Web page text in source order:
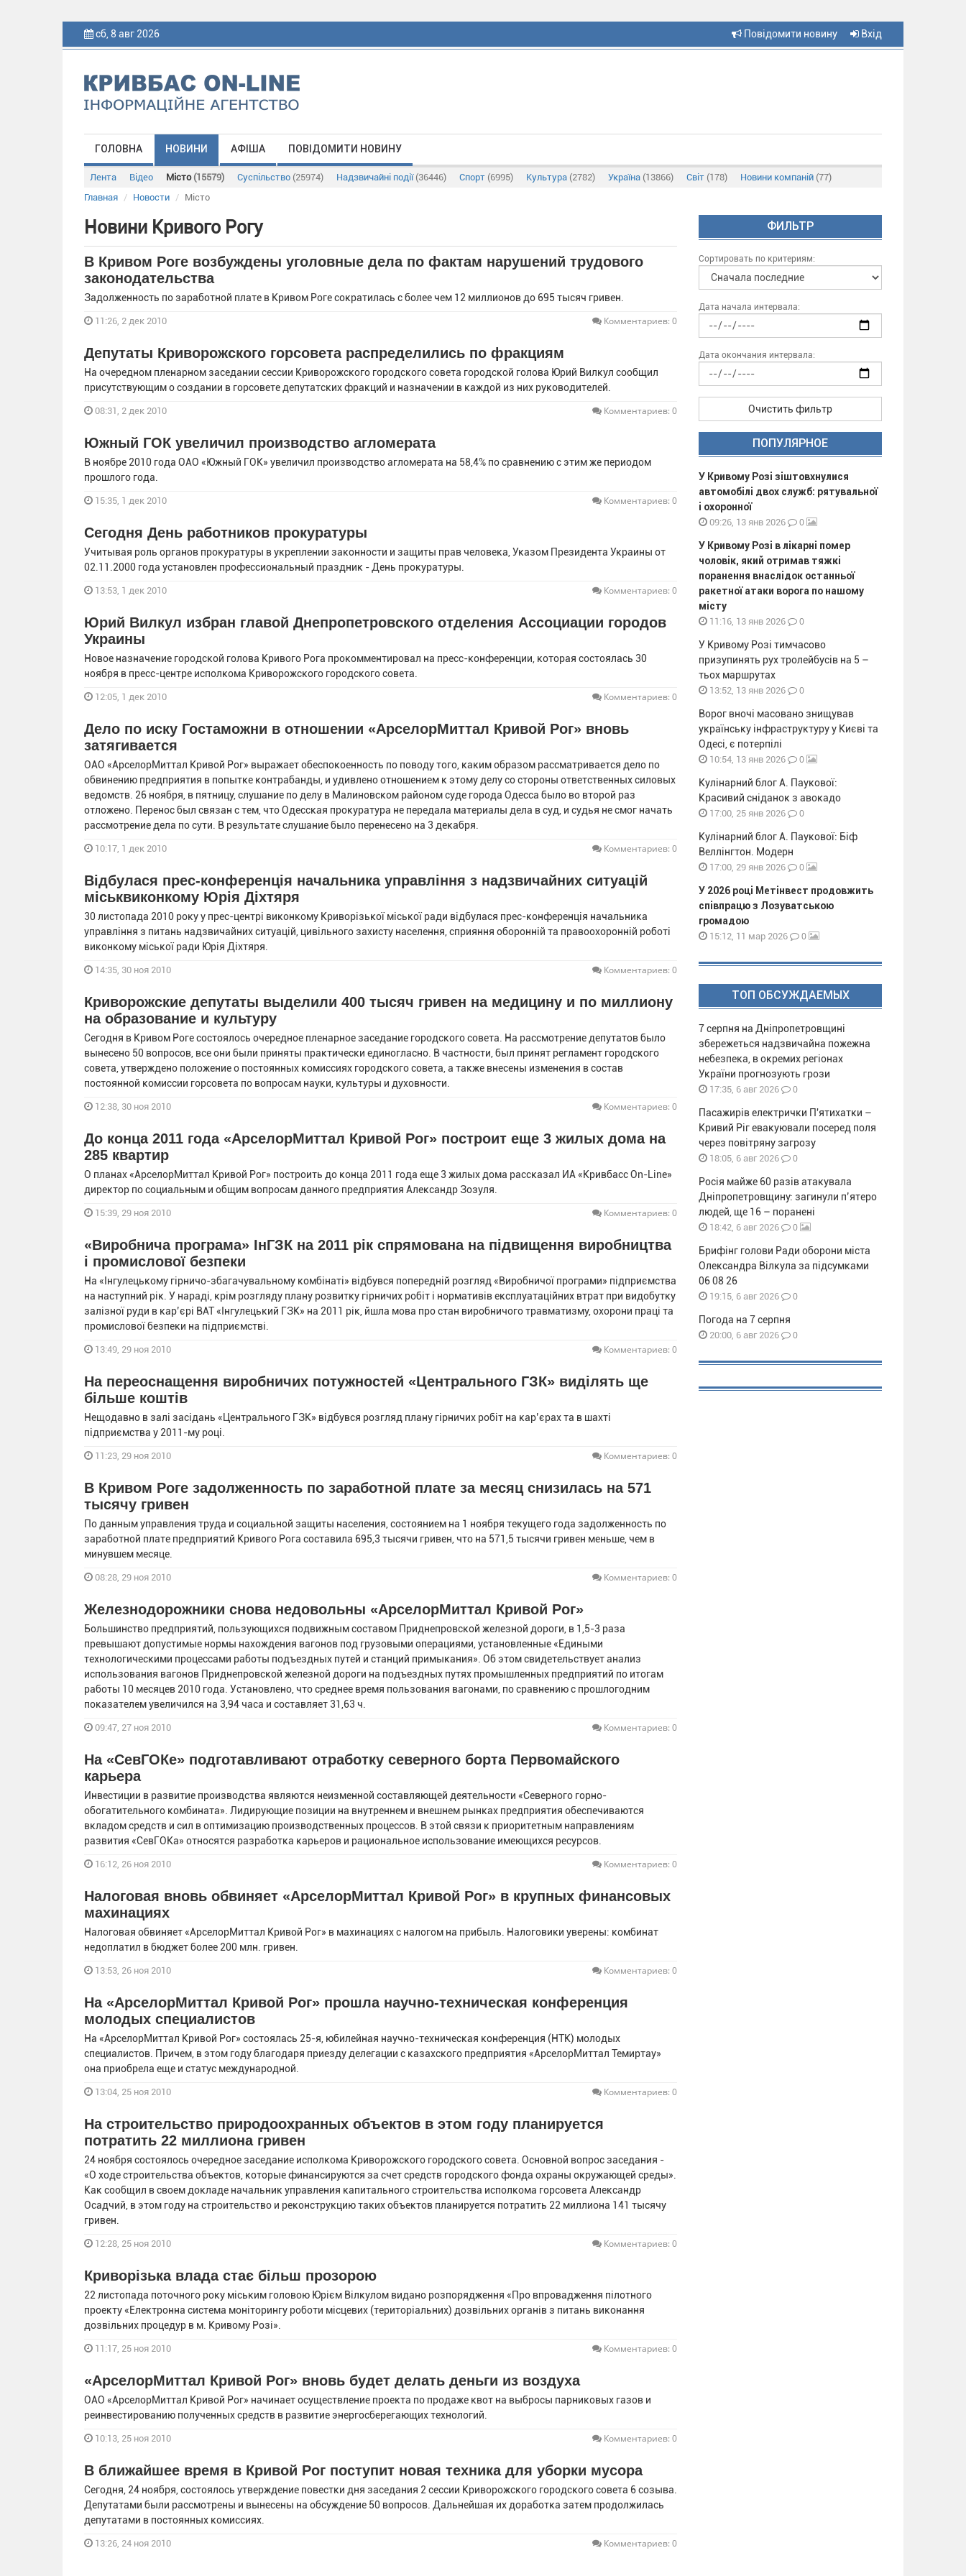
сб, 8 авг 2026 Повідомити новину Вхід
ГОЛОВНА НОВИНИ АФІША ПОВІДОМИТИ НОВИНУ
Лента Відео Місто (15579) Суспільство (25974) Надзвичайні події (36446) Спорт (6995) Культура (2782) Україна (13866) Світ (178) Новини компаній (77)
Главная
Новости Місто
Новини Кривого Рогу
В Кривом Роге возбуждены уголовные дела по фактам нарушений трудового
законодательства
Задолженность по заработной плате в Кривом Роге сократилась с более чем 12 миллионов до 695 тысяч гривен.
11:26, 2 дек 2010 Комментариев: 0
Депутаты Криворожского горсовета распределились по фракциям
На очередном пленарном заседании сессии Криворожского городского совета городской голова Юрий Вилкул сообщил
присутствующим о создании в горсовете депутатских фракций и назначении в каждой из них руководителей.
08:31, 2 дек 2010 Комментариев: 0
Южный ГОК увеличил производство агломерата
В ноябре 2010 года ОАО «Южный ГОК» увеличил производство агломерата на 58,4% по сравнению с этим же периодом
прошлого года.
15:35, 1 дек 2010 Комментариев: 0
Сегодня День работников прокуратуры
Учитывая роль органов прокуратуры в укреплении законности и защиты прав человека, Указом Президента Украины от
02.11.2000 года установлен профессиональный праздник - День прокуратуры.
13:53, 1 дек 2010 Комментариев: 0
Юрий Вилкул избран главой Днепропетровского отделения Ассоциации городов
Украины
Новое назначение городской голова Кривого Рога прокомментировал на пресс-конференции, которая состоялась 30
ноября в пресс-центре исполкома Криворожского городского совета.
12:05, 1 дек 2010 Комментариев: 0
Дело по иску Гостаможни в отношении «АрселорМиттал Кривой Рог» вновь
затягивается
ОАО «АрселорМиттал Кривой Рог» выражает обеспокоенность по поводу того, каким образом рассматривается дело по
обвинению предприятия в попытке контрабанды, и удивлено отношением к этому делу со стороны ответственных силовых
ведомств. 26 ноября, в пятницу, слушание по делу в Малиновском районом суде города Одесса было во второй раз
отложено. Перенос был связан с тем, что Одесская прокуратура не передала материалы дела в суд, и судья не смог начать
рассмотрение дела по сути. В результате слушание было перенесено на 3 декабря.
10:17, 1 дек 2010 Комментариев: 0
Відбулася прес-конференція начальника управління з надзвичайних ситуацій
міськвиконкому Юрія Діхтяря
30 листопада 2010 року у прес-центрі виконкому Криворізької міської ради відбулася прес-конференція начальника
управління з питань надзвичайних ситуацій, цивільного захисту населення, сприяння оборонній та правоохоронній роботі
виконкому міської ради Юрія Діхтяря.
14:35, 30 ноя 2010 Комментариев: 0
Криворожские депутаты выделили 400 тысяч гривен на медицину и по миллиону
на образование и культуру
Сегодня в Кривом Роге состоялось очередное пленарное заседание городского совета. На рассмотрение депутатов было
вынесено 50 вопросов, все они были приняты практически единогласно. В частности, был принят регламент городского
совета, утверждено положение о постоянных комиссиях городского совета, а также внесены изменения в состав
постоянной комиссии горсовета по вопросам науки, культуры и духовности.
12:38, 30 ноя 2010 Комментариев: 0
До конца 2011 года «АрселорМиттал Кривой Рог» построит еще 3 жилых дома на
285 квартир
О планах «АрселорМиттал Кривой Рог» построить до конца 2011 года еще 3 жилых дома рассказал ИА «Кривбасс On-Line»
директор по социальным и общим вопросам данного предприятия Александр Зозуля.
15:39, 29 ноя 2010 Комментариев: 0
«Виробнича програма» ІнГЗК на 2011 рік спрямована на підвищення виробництва
і промислової безпеки
На «Інгулецькому гірничо-збагачувальному комбінаті» відбувся попередній розгляд «Виробничої програми» підприємства
на наступний рік. У нараді, крім розгляду плану розвитку гірничих робіт і нормативів експлуатаційних втрат при видобутку
залізної руди в кар’єрі ВАТ «Інгулецький ГЗК» на 2011 рік, йшла мова про стан виробничого травматизму, охорони праці та
промислової безпеки на підприємстві.
13:49, 29 ноя 2010 Комментариев: 0
На переоснащення виробничих потужностей «Центрального ГЗК» виділять ще
більше коштів
Нещодавно в залі засідань «Центрального ГЗК» відбувся розгляд плану гірничих робіт на кар’єрах та в шахті
підприємства у 2011-му році.
11:23, 29 ноя 2010 Комментариев: 0
В Кривом Роге задолженность по заработной плате за месяц снизилась на 571
тысячу гривен
По данным управления труда и социальной защиты населения, состоянием на 1 ноября текущего года задолженность по
заработной плате предприятий Кривого Рога составила 695,3 тысячи гривен, что на 571,5 тысячи гривен меньше, чем в
минувшем месяце.
08:28, 29 ноя 2010 Комментариев: 0
Железнодорожники снова недовольны «АрселорМиттал Кривой Рог»
Большинство предприятий, пользующихся подвижным составом Приднепровской железной дороги, в 1,5-3 раза
превышают допустимые нормы нахождения вагонов под грузовыми операциями, установленные «Едиными
технологическими процессами работы подъездных путей и станций примыкания». Об этом свидетельствует анализ
использования вагонов Приднепровской железной дороги на подъездных путях промышленных предприятий по итогам
работы 10 месяцев 2010 года. Установлено, что среднее время пользования вагонами, по сравнению с прошлогодним
показателем увеличился на 3,94 часа и составляет 31,63 ч.
09:47, 27 ноя 2010 Комментариев: 0
На «СевГОКе» подготавливают отработку северного борта Первомайского
карьера
Инвестиции в развитие производства являются неизменной составляющей деятельности «Северного горно-
обогатительного комбината». Лидирующие позиции на внутреннем и внешнем рынках предприятия обеспечиваются
вкладом средств и сил в оптимизацию производственных процессов. В этой связи к приоритетным направлениям
развития «СевГОКа» относятся разработка карьеров и рациональное использование имеющихся ресурсов.
16:12, 26 ноя 2010 Комментариев: 0
Налоговая вновь обвиняет «АрселорМиттал Кривой Рог» в крупных финансовых
махинациях
Налоговая обвиняет «АрселорМиттал Кривой Рог» в махинациях с налогом на прибыль. Налоговики уверены: комбинат
недоплатил в бюджет более 200 млн. гривен.
13:53, 26 ноя 2010 Комментариев: 0
На «АрселорМиттал Кривой Рог» прошла научно-техническая конференция
молодых специалистов
На «АрселорМиттал Кривой Рог» состоялась 25-я, юбилейная научно-техническая конференция (НТК) молодых
специалистов. Причем, в этом году благодаря приезду делегации с казахского предприятия «АрселорМиттал Темиртау»
она приобрела еще и статус международной.
13:04, 25 ноя 2010 Комментариев: 0
На строительство природоохранных объектов в этом году планируется
потратить 22 миллиона гривен
24 ноября состоялось очередное заседание исполкома Криворожского городского совета. Основной вопрос заседания -
«О ходе строительства объектов, которые финансируются за счет средств городского фонда охраны окружающей среды».
Как сообщил в своем докладе начальник управления капитального строительства исполкома горсовета Александр
Осадчий, в этом году на строительство и реконструкцию таких объектов планируется потратить 22 миллиона 141 тысячу
гривен.
12:28, 25 ноя 2010 Комментариев: 0
Криворiзька влада стає бiльш прозорою
22 листопада поточного року міським головою Юрiєм Вілкулом видано розпорядження «Про впровадження пілотного
проекту «Електронна система моніторингу роботи місцевих (територіальних) дозвільних органів з питань виконання
дозвільних процедур в м. Кривому Розі».
11:17, 25 ноя 2010 Комментариев: 0
«АрселорМиттал Кривой Рог» вновь будет делать деньги из воздуха
ОАО «АрселорМиттал Кривой Рог» начинает осуществление проекта по продаже квот на выбросы парниковых газов и
реинвестированию полученных средств в развитие энергосберегающих технологий.
10:13, 25 ноя 2010 Комментариев: 0
В ближайшее время в Кривой Рог поступит новая техника для уборки мусора
Сегодня, 24 ноября, состоялось утверждение повестки дня заседания 2 сессии Криворожского городского совета 6 созыва.
Депутатами были рассмотрены и вынесены на обсуждение 50 вопросов. Дальнейшая их доработка затем продолжилась
депутатами в постоянных комиссиях.
13:26, 24 ноя 2010 Комментариев: 0
ФИЛЬТР
Сортировать по критериям:
Дата начала интервала:
Дата окончания интервала:
Очистить фильтр
ПОПУЛЯРНОЕ
У Кривому Розі зіштовхнулися
автомобілі двох служб: рятувальної
і охоронної
09:26, 13 янв 2026 0
У Кривому Розі в лікарні помер
чоловік, який отримав тяжкі
поранення внаслідок останньої
ракетної атаки ворога по нашому
місту
11:16, 13 янв 2026 0
У Кривому Розі тимчасово
призупинять рух тролейбусів на 5 –
тьох маршрутах
13:52, 13 янв 2026 0
Ворог вночі масовано знищував
українську інфраструктуру у Києві та
Одесі, є потерпілі
10:54, 13 янв 2026 0
Кулінарний блог А. Паукової:
Красивий сніданок з авокадо
17:00, 25 янв 2026 0
Кулінарний блог А. Паукової: Біф
Веллінгтон. Модерн
17:00, 29 янв 2026 0
У 2026 році Метінвест продовжить
співпрацю з Лозуватською
громадою
15:12, 11 мар 2026 0
ТОП ОБСУЖДАЕМЫХ
7 серпня на Дніпропетровщині
збережеться надзвичайна пожежна
небезпека, в окремих регіонах
України прогнозують грози
17:35, 6 авг 2026 0
Пасажирів електрички П'ятихатки –
Кривий Ріг евакуювали посеред поля
через повітряну загрозу
18:05, 6 авг 2026 0
Росія майже 60 разів атакувала
Дніпропетровщину: загинули п’ятеро
людей, ще 16 – поранені
18:42, 6 авг 2026 0
Брифінг голови Ради оборони міста
Олександра Вілкула за підсумками
06 08 26
19:15, 6 авг 2026 0
Погода на 7 серпня
20:00, 6 авг 2026 0